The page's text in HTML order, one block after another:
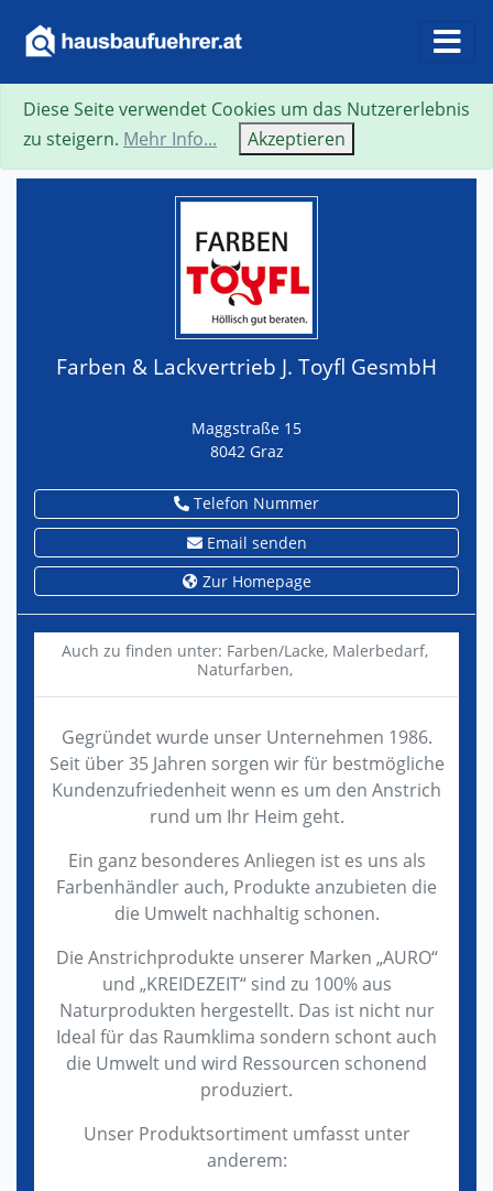
Suche Neue Suche Zurück
Farben & Lackvertrieb J. Toyfl GesmbH
Maggstraße 15
8042 Graz
Telefon Nummer
Email senden
Zur Homepage
Auch zu finden unter: Farben/Lacke, Malerbedarf,
Naturfarben,
Gegründet wurde unser Unternehmen 1986.
Seit über 35 Jahren sorgen wir für bestmögliche
Kundenzufriedenheit wenn es um den Anstrich
rund um Ihr Heim geht.
Ein ganz besonderes Anliegen ist es uns als
Farbenhändler auch, Produkte anzubieten die
die Umwelt nachhaltig schonen.
Die Anstrichprodukte unserer Marken „AURO“
und „KREIDEZEIT“ sind zu 100% aus
Naturprodukten hergestellt. Das ist nicht nur
Ideal für das Raumklima sondern schont auch
die Umwelt und wird Ressourcen schonend
produziert.
Unser Produktsortiment umfasst unter
anderem:
Diese Seite verwendet Cookies um das Nutzererlebnis
zu steigern. Mehr Info... Akzeptieren